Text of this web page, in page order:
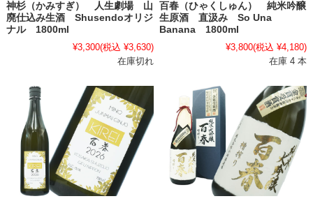
神杉（かみすぎ） 人生劇場 山
廃仕込み生酒 Shusendoオリジ
ナル 1800ml
¥3,300(税込 ¥3,630)
在庫切れ
百春（ひゃくしゅん） 純米吟醸
生原酒 直汲み So Una
Banana 1800ml
¥3,800(税込 ¥4,180)
在庫 4 本